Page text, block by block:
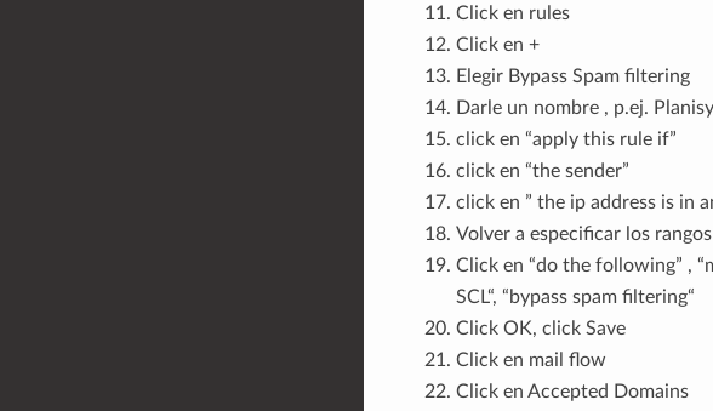
Click en rules
Click en +
Elegir Bypass Spam filtering
Darle un nombre , p.ej.
click en “apply this rule if”
click en “the sender”
click en ” the ip address is in
Volver a especificar los
Click en “do the following” ,
SCL“, “bypass spam filtering“
Click OK, click Save
Click en mail flow
Click en Accepted Domains